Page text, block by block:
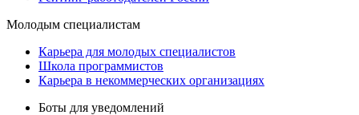
Молодым специалистам
Карьера для молодых специалистов
Школа программистов
Карьера в некоммерческих организациях
Боты для уведомлений